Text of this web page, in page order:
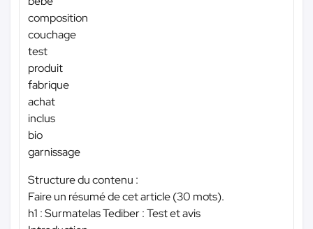
composition
couchage
test
produit
fabrique
achat
inclus
bio
garnissage
Structure du contenu :
Faire un résumé de cet article (30 mots).
h1 : Surmatelas Tediber : Test et avis